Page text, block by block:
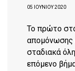
05 ΙΟΥΝΊΟΥ 2020
Το πρώτο
απομόνωσης
σταδιακά
επόμενο